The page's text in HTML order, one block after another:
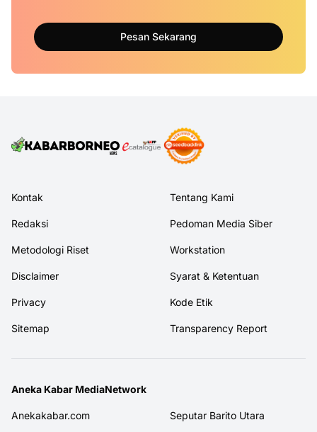
Pesan Sekarang
Kontak Tentang Kami
Redaksi Pedoman Media Siber
Metodologi Riset Workstation
Disclaimer Syarat & Ketentuan
Privacy Kode Etik
Sitemap Transparency Report
Aneka Kabar MediaNetwork
Anekakabar.com Seputar Barito Utara